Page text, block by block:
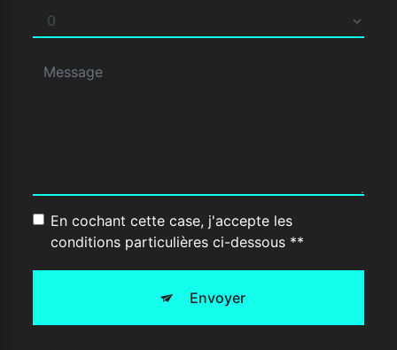
En cochant cette case, j'accepte les
conditions particulières ci-dessous **
Envoyer